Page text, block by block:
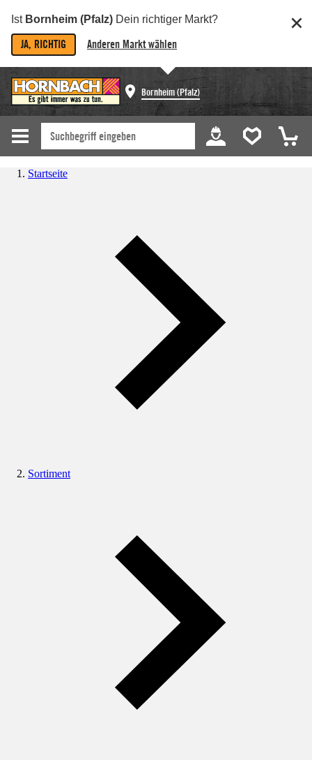
Ist Bornheim (Pfalz) Dein richtiger Markt?
JA, RICHTIG Anderen Markt wählen
Bornheim (Pfalz)
Startseite
Sortiment